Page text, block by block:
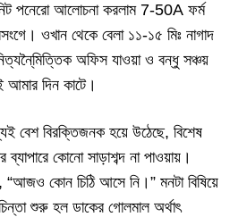
পনেরো আলোচনা করলাম 7-50A ফর্ম
ওখান থেকে বেলা ১১-১৫ মিঃ নাগাদ
অফিস যাওয়া ও বন্ধু সঞ্চয়
আমার দিন কাটে।
বেশ বিরক্তিজনক হয়ে উঠেছে, বিশেষ
কোনো সাড়াশব্দ না পাওয়ায়।
“আজও কোন চিঠি আসে নি।” মনটা বিষিয়ে
শুরু হল ডাকের গোলমাল অর্থাৎ